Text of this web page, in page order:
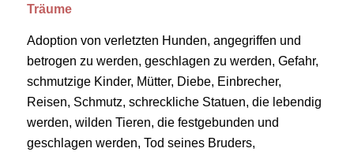
Träume
Adoption von verletzten Hunden, angegriffen und
betrogen zu werden, geschlagen zu werden, Gefahr,
schmutzige Kinder, Mütter, Diebe, Einbrecher,
Reisen, Schmutz, schreckliche Statuen, die lebendig
werden, wilden Tieren, die festgebunden und
geschlagen werden, Tod seines Bruders,